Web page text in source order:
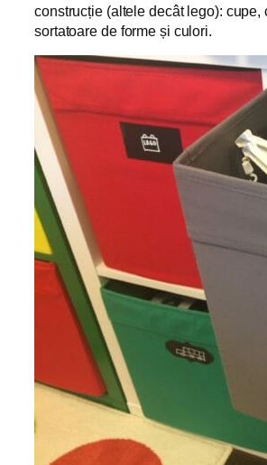
construcție (altele decât lego): cupe,
sortatoare de forme și culori.